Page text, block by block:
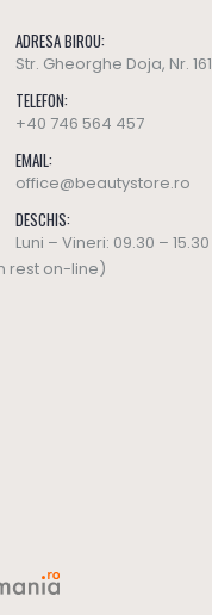
ADRESA BIROU:
Str. Gheorghe Doja, Nr. 161
TELEFON:
+40 746 564 457
EMAIL:
office@beautystore.ro
DESCHIS:
Luni – Vineri: 09.30 – 15.30
rest on-line)